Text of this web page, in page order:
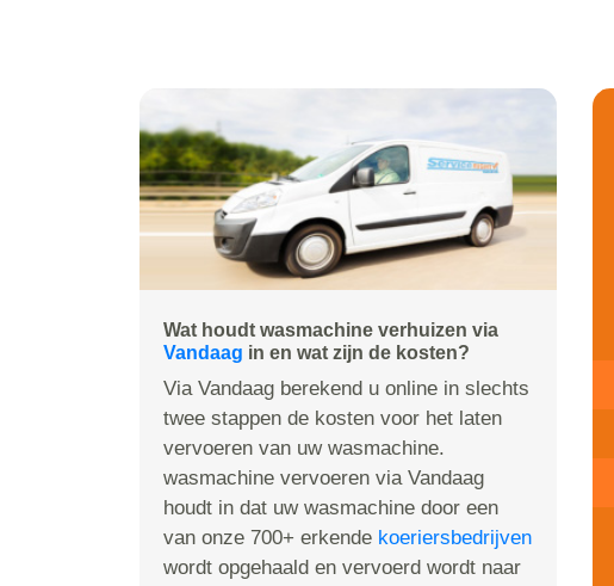
Wat houdt wasmachine verhuizen via
Vandaag in en wat zijn de kosten?
Via Vandaag berekend u online in slechts
twee stappen de kosten voor het laten
vervoeren van uw wasmachine.
wasmachine vervoeren via Vandaag
houdt in dat uw wasmachine door een
van onze 700+ erkende koeriersbedrijven
wordt opgehaald en vervoerd wordt naar